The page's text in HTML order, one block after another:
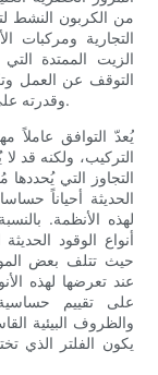
من الكربون النشط
التجارية ومركبات
الزيت الممتدة
التوقف عن العمل
وقدرته على الترشيح كافية للحماية على مدى الفترة الممتدة.
يُعدّ التوافق عاملاً
التركيب، ولكنه قد
التجاوز التي
الحديثة أحياناً
لهذه الأنظمة.
أنواع الوقود
حيث تتلف بعض
عند تعرضها لهذه
على تقييم
والظروف البيئية
يكون الفلتر الذي